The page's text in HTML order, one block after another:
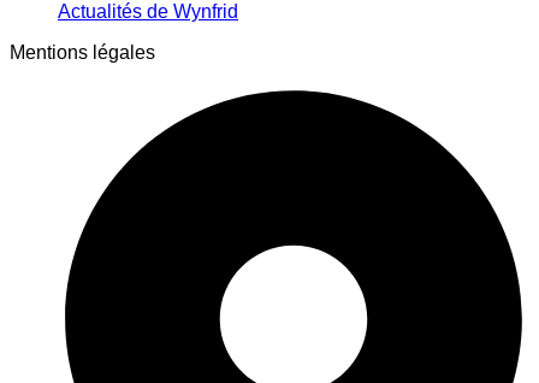
Actualités de Wynfrid
Mentions légales